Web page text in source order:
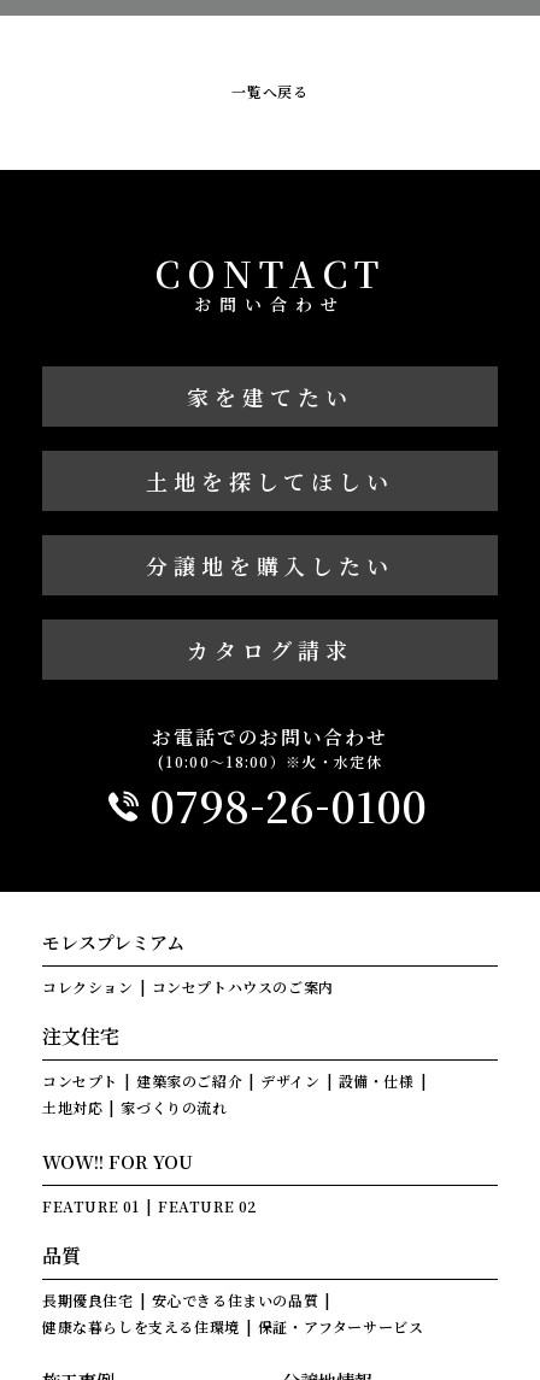
一覧へ戻る
CONTACT
お問い合わせ
家を建てたい
土地を探してほしい
分譲地を購入したい
カタログ請求
お電話でのお問い合わせ
(10:00～18:00）※火・水定休
0798-26-0100
モレスプレミアム
コレクション コンセプトハウスのご案内
注文住宅
コンセプト 建築家のご紹介 デザイン
設備・仕様
土地対応
家づくりの流れ
WOW!! FOR YOU
FEATURE 01 FEATURE 02
品質
長期優良住宅
安心できる住まいの品質
健康な暮らしを支える住環境
保証・アフターサービス